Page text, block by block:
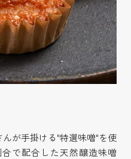
が手掛ける"特選味噌"を使
で配合した天然醸造味噌